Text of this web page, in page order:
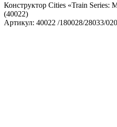
Конструктор Cities «Train Series:
(40022)
Артикул: 40022 /180028/28033/